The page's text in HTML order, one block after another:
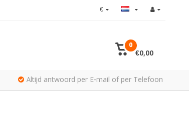
€
0
€0,00
Altijd antwoord per E-mail of per Telefoon